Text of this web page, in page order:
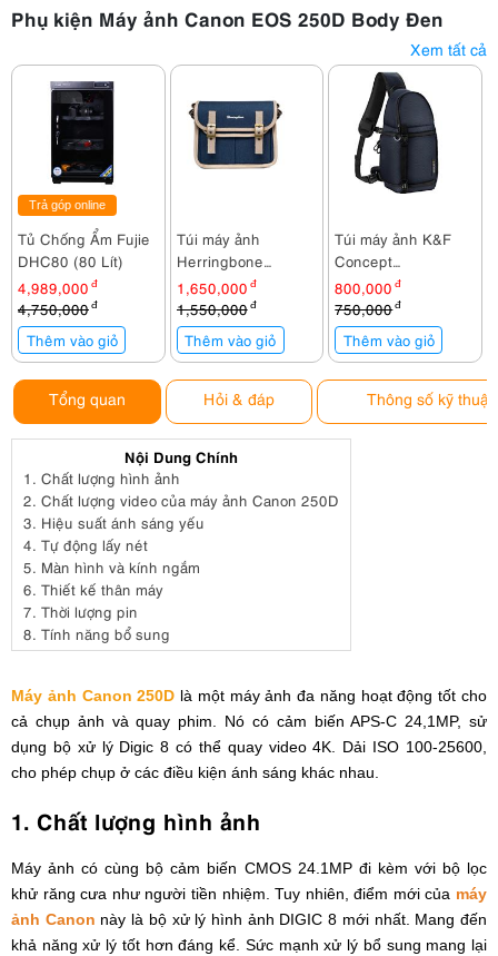
Phụ kiện Máy ảnh Canon EOS 250D Body Đen
Xem tất cả
Trả góp online
Tủ Chống Ẩm Fujie
DHC80 (80 Lít)
4,989,000 đ
4,750,000đ
Thêm vào giỏ
Túi máy ảnh
Herringbone
Timecode Small
Navy
1,650,000 đ
1,550,000 đ
Thêm vào giỏ
Túi máy ảnh K&F
Concept
Sling Bag KF13.141V4
800,000 đ
750,000đ
Thêm vào giỏ
Tổng quan Hỏi & đáp Thông số kỹ thuật
Nội Dung Chính
1. Chất lượng hình ảnh
2. Chất lượng video của máy ảnh Canon 250D
3. Hiệu suất ánh sáng yếu
4. Tự động lấy nét
5. Màn hình và kính ngắm
6. Thiết kế thân máy
7. Thời lượng pin
8. Tính năng bổ sung
Máy ảnh Canon 250D là một máy ảnh đa năng hoạt động tốt cho
cả chụp ảnh và quay phim. Nó có cảm biến APS-C 24,1MP, sử
dụng bộ xử lý Digic 8 có thể quay video 4K. Dải ISO 100-25600,
cho phép chụp ở các điều kiện ánh sáng khác nhau.
1. Chất lượng hình ảnh
Máy ảnh có cùng bộ cảm biến CMOS 24.1MP đi kèm với bộ lọc
khử răng cưa như người tiền nhiệm. Tuy nhiên, điểm mới của máy
ảnh Canon này là bộ xử lý hình ảnh DIGIC 8 mới nhất. Mang đến
khả năng xử lý tốt hơn đáng kể. Sức mạnh xử lý bổ sung mang lại